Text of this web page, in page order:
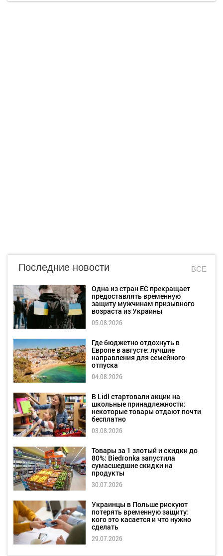
Последние новости ВСЕ
Одна из стран ЕС прекращает
предоставлять временную
защиту мужчинам призывного
возраста из Украины
05.08.2026
Где бюджетно отдохнуть в
Европе в августе: лучшие
направления для семейного
отпуска
04.08.2026
В Lidl стартовали акции на
школьные принадлежности:
некоторые товары отдают почти
бесплатно
03.08.2026
Товары за 1 злотый и скидки до
80%: Biedronka запустила
сумасшедшие скидки на
продукты
30.07.2026
Украинцы в Польше рискуют
потерять временную защиту:
кого это касается и что нужно
сделать
29.07.2026